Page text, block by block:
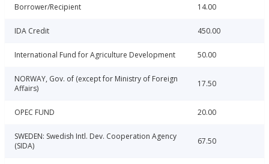
Borrower/Recipient 14.00
IDA Credit 450.00
International Fund for Agriculture Development 50.00
NORWAY, Gov. of (except for Ministry of Foreign
Affairs)
17.50
OPEC FUND 20.00
SWEDEN: Swedish Intl. Dev. Cooperation Agency
(SIDA)
67.50